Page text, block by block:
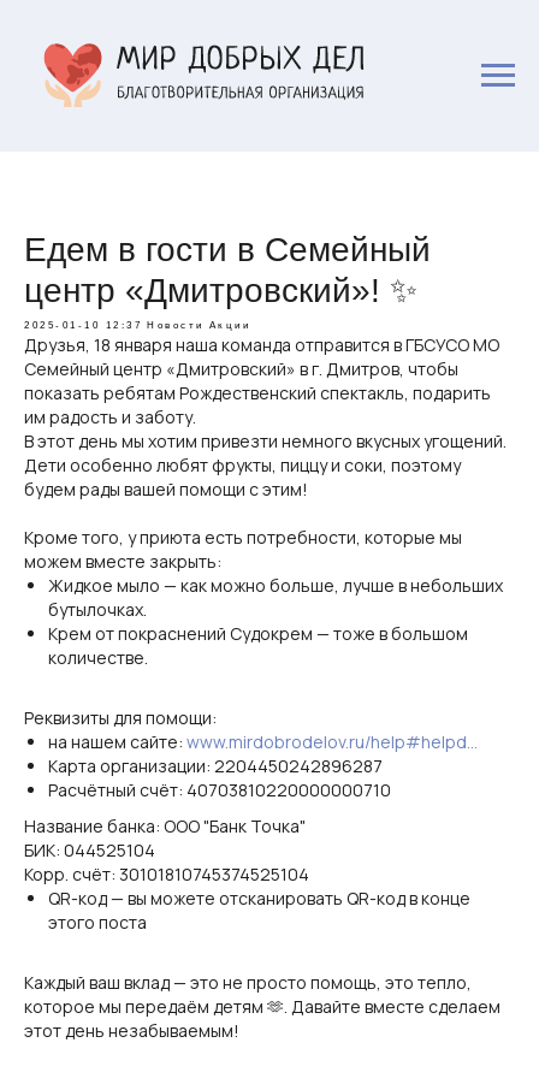
Едем в гости в Семейный
центр «Дмитровский»! ✨
2025-01-10 12:37 Новости Акции
Друзья, 18 января наша команда отправится в ГБСУСО МО
Семейный центр «Дмитровский» в г. Дмитров, чтобы
показать ребятам Рождественский спектакль, подарить
им радость и заботу.
В этот день мы хотим привезти немного вкусных угощений.
Дети особенно любят фрукты, пиццу и соки, поэтому
будем рады вашей помощи с этим!
Кроме того, у приюта есть потребности, которые мы
можем вместе закрыть:
Жидкое мыло — как можно больше, лучше в небольших
бутылочках.
Крем от покраснений Судокрем — тоже в большом
количестве.
Реквизиты для помощи:
на нашем сайте: www.mirdobrodelov.ru/help#helpd...
Карта организации: 2204450242896287
Расчётный счёт: 40703810220000000710
Название банка: ООО "Банк Точка"
БИК: 044525104
Корр. счёт: 30101810745374525104
QR-код — вы можете отсканировать QR-код в конце
этого поста
Каждый ваш вклад — это не просто помощь, это тепло,
которое мы передаём детям 🫶. Давайте вместе сделаем
этот день незабываемым!